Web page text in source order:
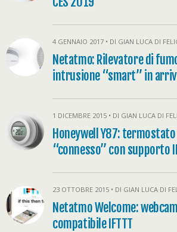
4 GENNAIO 2017 • DI GIAN LUCA DI
Netatmo: Rilevatore di
intrusione “smart” in
1 DICEMBRE 2015 • DI GIAN LUCA DI
Honeywell Y87: termostato
“connesso” con supporto
23 OTTOBRE 2015 • DI GIAN LUCA DI
Netatmo Welcome:
compatibile IFTTT